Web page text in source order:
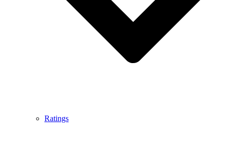
Ratings